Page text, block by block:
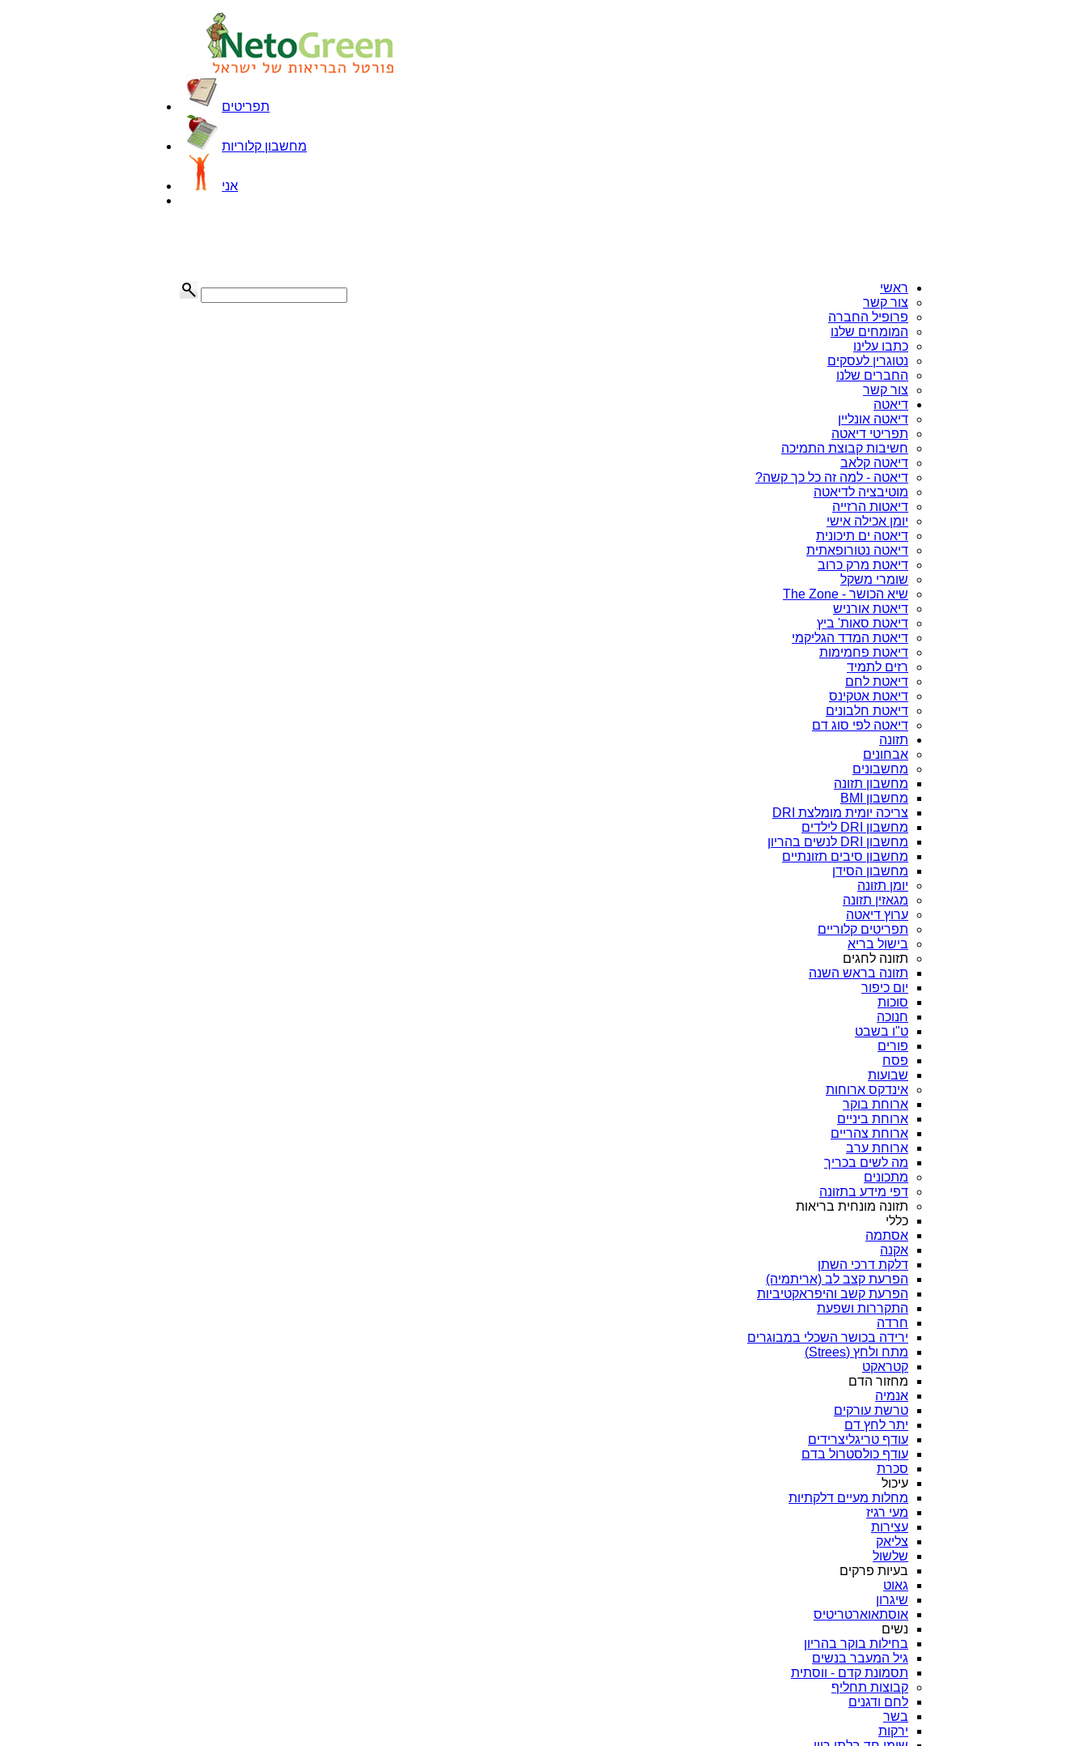
תפריטים
מחשבון קלוריות
אני
ראשי
צור קשר
פרופיל החברה
המומחים שלנו
כתבו עלינו
נטוגרין לעסקים
החברים שלנו
צור קשר
דיאטה
דיאטה אונליין
תפריטי דיאטה
חשיבות קבוצת התמיכה
דיאטה קלאב
דיאטה - למה זה כל כך קשה?
מוטיבציה לדיאטה
דיאטות הרזייה
יומן אכילה אישי
דיאטה ים תיכונית
דיאטה נטורופאתית
דיאטת מרק כרוב
שומרי משקל
שיא הכושר - The Zone
דיאטת אורניש
דיאטת סאות' ביץ
דיאטת המדד הגליקמי
דיאטת פחמימות
רזים לתמיד
דיאטת לחם
דיאטת אטקינס
דיאטת חלבונים
דיאטה לפי סוג דם
תזונה
אבחונים
מחשבונים
מחשבון תזונה
מחשבון BMI
צריכה יומית מומלצת DRI
מחשבון DRI לילדים
מחשבון DRI לנשים בהריון
מחשבון סיבים תזונתיים
מחשבון הסידן
יומן תזונה
מגאזין תזונה
ערוץ דיאטה
תפריטים קלוריים
בישול בריא
תזונה לחגים
תזונה בראש השנה
יום כיפור
סוכות
חנוכה
ט"ו בשבט
פורים
פסח
שבועות
אינדקס ארוחות
ארוחת בוקר
ארוחת ביניים
ארוחת צהריים
ארוחת ערב
מה לשים בכריך
מתכונים
דפי מידע בתזונה
תזונה מונחית בריאות
כללי
אסתמה
אקנה
דלקת דרכי השתן
הפרעת קצב לב (אריתמיה)
הפרעת קשב והיפראקטיביות
התקררות ושפעת
חרדה
ירידה בכושר השכלי במבוגרים
מתח ולחץ (Strees)
קטראקט
מחזור הדם
אנמיה
טרשת עורקים
יתר לחץ דם
עודף טריגליצרידים
עודף כולסטרול בדם
סכרת
עיכול
מחלות מעיים דלקתיות
מעי רגיז
עצירות
צליאק
שלשול
בעיות פרקים
גאוט
שיגרון
אוסתאוארטריטיס
נשים
בחילות בוקר בהריון
גיל המעבר בנשים
תסמונת קדם - ווסתית
קבוצות תחליף
לחם ודגנים
בשר
ירקות